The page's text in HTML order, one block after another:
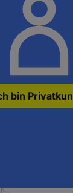
bin
Kit